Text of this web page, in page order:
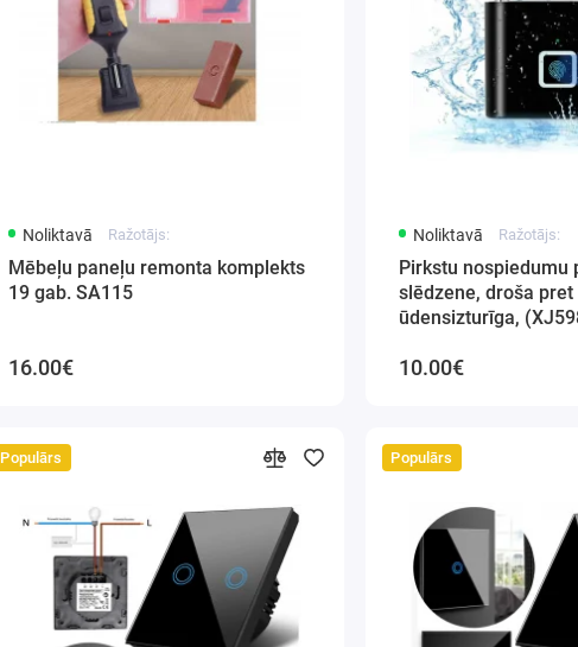
Noliktavā Ražotājs:
Mēbeļu paneļu remonta komplekts
19 gab. SA115
16.00€
Noliktavā Ražotājs:
Pirkstu nospiedumu
slēdzene, droša pret
ūdensizturīga,
10.00€
Populārs Populārs